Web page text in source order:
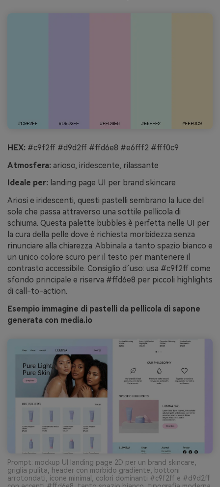
HEX: #c9f2ff #d9d2ff #ffd6e8 #e6fff2 #fff0c9
Atmosfera: arioso, iridescente, rilassante
Ideale per: landing page UI per brand skincare
Ariosi e iridescenti, questi pastelli sembrano la luce del
sole che passa attraverso una sottile pellicola di
schiuma. Questa palette bubbles è perfetta nelle UI per
la cura della pelle dove è richiesta morbidezza senza
rinunciare alla chiarezza. Abbinala a tanto spazio bianco e
un unico colore scuro per il testo per mantenere il
contrasto accessibile. Consiglio d’uso: usa #c9f2ff come
sfondo principale e riserva #ffd6e8 per piccoli highlights
di call-to-action.
Esempio immagine di pastelli da pellicola di sapone
generata con media.io
Prompt: mockup UI landing page 2D per un brand skincare,
griglia pulita, header con morbido gradiente, bottoni
arrotondati, icone minimal, colori dominanti #c9f2ff e #d9d2ff